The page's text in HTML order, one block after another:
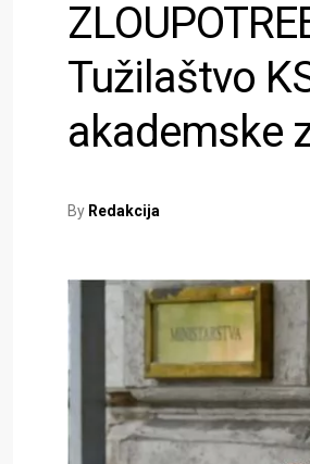
Tužilaštvo
akademske
By Redakcija